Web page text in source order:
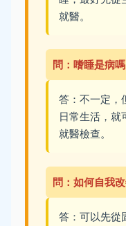
就醫。
問：嗜睡是病
答：不一定，
日常生活，就
就醫檢查。
問：如何自我
答：可以先從